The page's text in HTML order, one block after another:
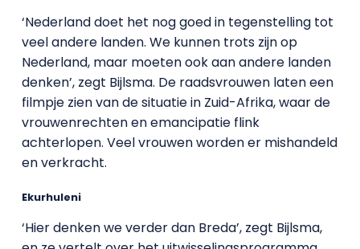
‘Nederland doet het nog goed in tegenstelling tot
veel andere landen. We kunnen trots zijn op
Nederland, maar moeten ook aan andere landen
denken’, zegt Bijlsma. De raadsvrouwen laten een
filmpje zien van de situatie in Zuid-Afrika, waar de
vrouwenrechten en emancipatie flink
achterlopen. Veel vrouwen worden er mishandeld
en verkracht.
Ekurhuleni
‘Hier denken we verder dan Breda’, zegt Bijlsma,